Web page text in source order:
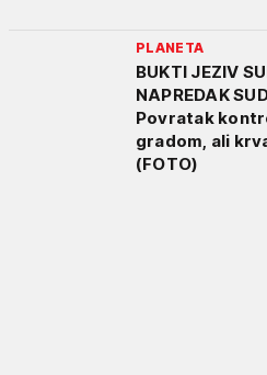
PLANETA
BUKTI JEZIV
NAPREDAK
Povratak
gradom, ali
(FOTO)